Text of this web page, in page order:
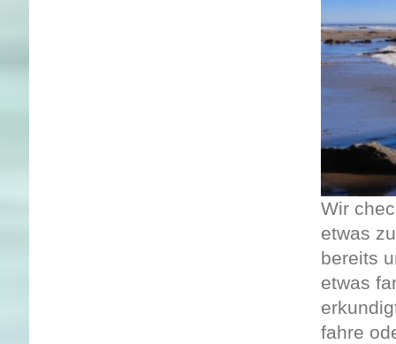
Wir
etwas
bereits
etwas
fahre